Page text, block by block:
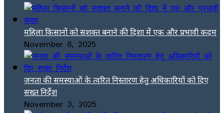
महिला किसानों को सशक्त बनाने की दिशा में एक और प्रभावी कदम
November 8, 2025
जनता की समस्याओं के त्वरित निस्तारण हेतु अधिकारियों को दिए
सख्त निर्देश
November 3, 2025